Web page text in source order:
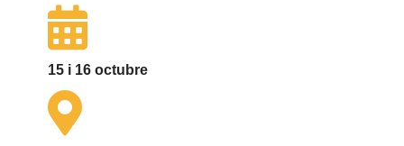
15 i 16 octubre